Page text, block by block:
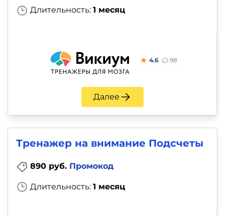
Длительность: 1 месяц
4.6 98
Далее
Тренажер на внимание Подсчеты
890 руб. Промокод
Длительность: 1 месяц